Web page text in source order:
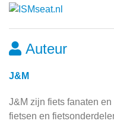
Auteur
J&M
J&M zijn fiets fanaten
fietsen en